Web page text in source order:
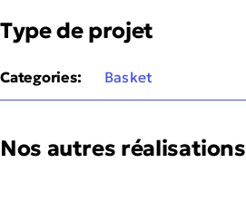
Type de projet
Categories: Basket
Nos autres réalisations